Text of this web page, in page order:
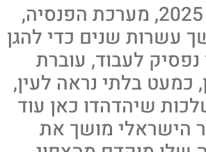
בישראל של 2025, מערכת הפנסיה,
עשרות שנים כדי להגן
לעבוד, עוברת
כמעט בלתי נראה לעין,
שיהדהדו כאן עוד
הישראלי מושך את